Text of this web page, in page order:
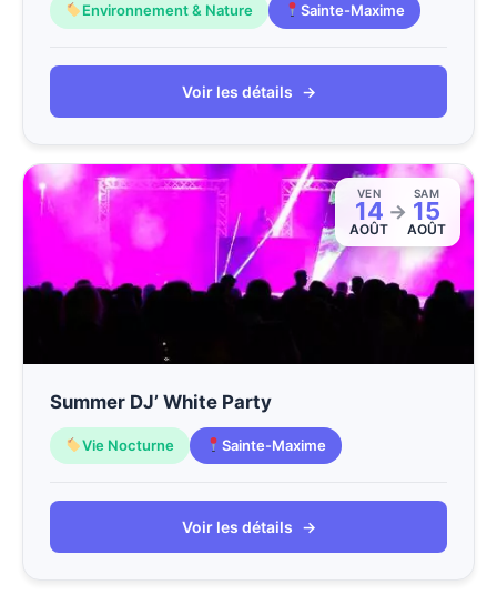
Environnement & Nature Sainte-Maxime
Voir les détails →
VEN
14
AOÛT
→
SAM
15
AOÛT
Summer DJ’ White Party
Vie Nocturne Sainte-Maxime
Voir les détails →